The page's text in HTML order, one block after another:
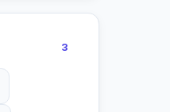
3